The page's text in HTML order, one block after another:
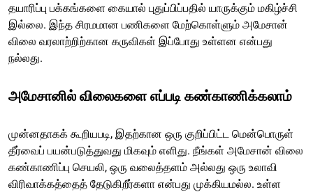
தயாரிப்பு பக்கங்களை கையால் புதுப்பிப்பதில் யாருக்கும் மகிழ்ச்சி
இல்லை. இந்த சிரமமான பணிகளை மேற்கொள்ளும் அமேசான்
விலை வரலாற்றிற்கான கருவிகள் இப்போது உள்ளன என்பது
நல்லது.
அமேசானில் விலைகளை எப்படி கண்காணிக்கலாம்
முன்னதாகக் கூறியபடி, இதற்கான ஒரு குறிப்பிட்ட மென்பொருள்
தீர்வைப் பயன்படுத்துவது மிகவும் எளிது. நீங்கள் அமேசான் விலை
கண்காணிப்பு செயலி, ஒரு வலைத்தளம் அல்லது ஒரு உலாவி
விரிவாக்கத்தைத் தேடுகிறீர்களா என்பது முக்கியமல்ல. உள்ள